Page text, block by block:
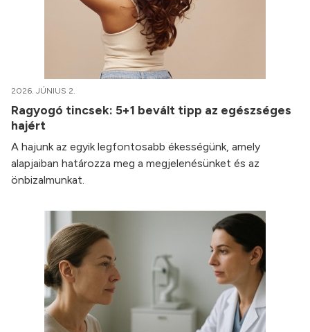
2026. JÚNIUS 2.
Ragyogó tincsek: 5+1 bevált tipp az egészséges
hajért
A hajunk az egyik legfontosabb ékességünk, amely
alapjaiban határozza meg a megjelenésünket és az
önbizalmunkat.